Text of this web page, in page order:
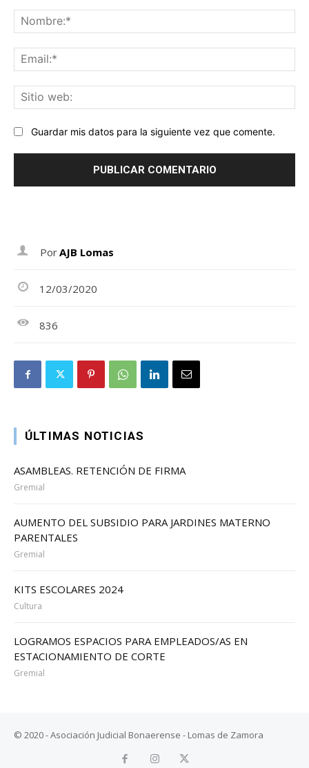
Guardar mis datos para la siguiente vez que comente.
PorAJB Lomas
12/03/2020
836
ÚLTIMAS NOTICIAS
ASAMBLEAS. RETENCIÓN DE FIRMA
Gremial
AUMENTO DEL SUBSIDIO PARA JARDINES MATERNO
PARENTALES
Gremial
KITS ESCOLARES 2024
Cultura
LOGRAMOS ESPACIOS PARA EMPLEADOS/AS EN
ESTACIONAMIENTO DE CORTE
Gremial
© 2020 - Asociación Judicial Bonaerense - Lomas de Zamora